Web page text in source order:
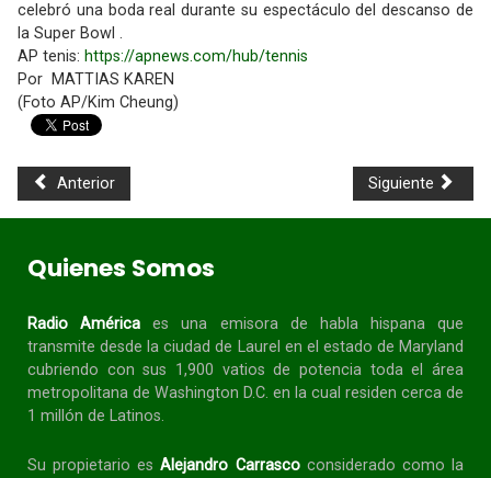
celebró una boda real durante su espectáculo del descanso de
la Super Bowl .
AP tenis: https://apnews.com/hub/tennis
Por MATTIAS KAREN
(Foto AP/Kim Cheung)
Anterior Siguiente
Quienes Somos
Radio América es una emisora de habla hispanaque
transmite desde la ciudad de Laurel en el estado de Maryland
cubriendo con sus 1,900 vatios de potencia toda el área
metropolitana de Washington D.C. en la cual residen cerca de
1 millón de Latinos.
Su propietario esAlejandro Carrascoconsiderado como la